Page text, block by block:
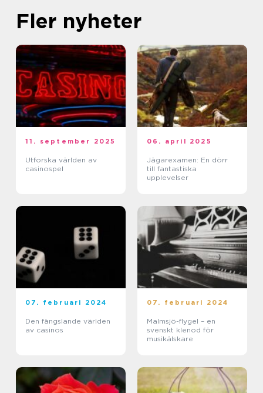
Fler nyheter
11. september 2025
Utforska världen av
casinospel
06. april 2025
Jägarexamen: En dörr
till fantastiska
upplevelser
07. februari 2024
Den fängslande världen
av casinos
07. februari 2024
Malmsjö-flygel – en
svenskt klenod för
musikälskare